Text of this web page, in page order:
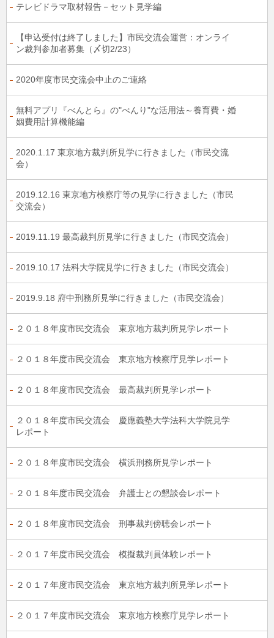
テレビドラマ取材報告－セット見学編
【申込受付は終了しました】市民交流会運営：オンライ
ン裁判参加者募集（〆切2/23）
2020年度市民交流会中止のご連絡
無料アプリ『べんとら』の"べんり"な活用法～養育費・婚
姻費用計算機能編
2020.1.17 東京地方裁判所見学に行きました（市民交流
会）
2019.12.16 東京地方検察庁等の見学に行きました（市民
交流会）
2019.11.19 最高裁判所見学に行きました（市民交流会）
2019.10.17 法科大学院見学に行きました（市民交流会）
2019.9.18 府中刑務所見学に行きました（市民交流会）
２０１８年度市民交流会 東京地方裁判所見学レポート
２０１８年度市民交流会 東京地方検察庁見学レポート
２０１８年度市民交流会 最高裁判所見学レポート
２０１８年度市民交流会 慶應義塾大学法科大学院見学
レポート
２０１８年度市民交流会 横浜刑務所見学レポート
２０１８年度市民交流会 弁護士との懇談会レポート
２０１８年度市民交流会 刑事裁判傍聴会レポート
２０１７年度市民交流会 模擬裁判員体験レポート
２０１７年度市民交流会 東京地方裁判所見学レポート
２０１７年度市民交流会 東京地方検察庁見学レポート